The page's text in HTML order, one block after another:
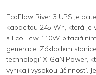
EcoFlow River 3 UPS je
kapacitou 245 Wh, která je
s EcoFlow 110W
generace. Základem
technologií X-GaN Power,
vynikají vysokou účinností.